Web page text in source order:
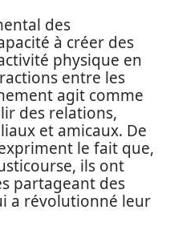
des
à créer des
physique en
entre les
agit comme
des relations,
et amicaux. De
le fait que,
ils ont
partageant des
a révolutionné leur